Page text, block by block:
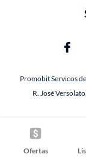
Ofertas
Promobit Servicos
R. José